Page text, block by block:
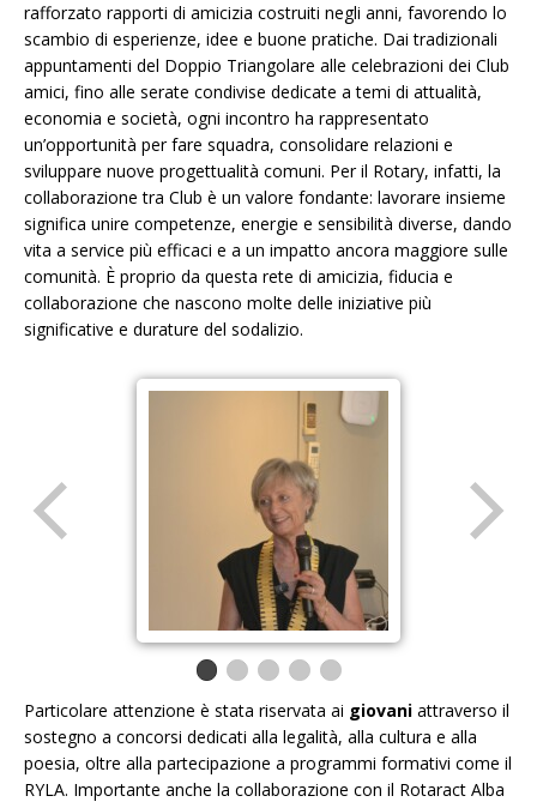
rafforzato rapporti di amicizia costruiti negli anni, favorendo lo
scambio di esperienze, idee e buone pratiche. Dai tradizionali
appuntamenti del Doppio Triangolare alle celebrazioni dei Club
amici, fino alle serate condivise dedicate a temi di attualità,
economia e società, ogni incontro ha rappresentato
un’opportunità per fare squadra, consolidare relazioni e
sviluppare nuove progettualità comuni. Per il Rotary, infatti, la
collaborazione tra Club è un valore fondante: lavorare insieme
significa unire competenze, energie e sensibilità diverse, dando
vita a service più efficaci e a un impatto ancora maggiore sulle
comunità. È proprio da questa rete di amicizia, fiducia e
collaborazione che nascono molte delle iniziative più
significative e durature del sodalizio.
Particolare attenzione è stata riservata ai giovani attraverso il
sostegno a concorsi dedicati alla legalità, alla cultura e alla
poesia, oltre alla partecipazione a programmi formativi come il
RYLA. Importante anche la collaborazione con il Rotaract Alba